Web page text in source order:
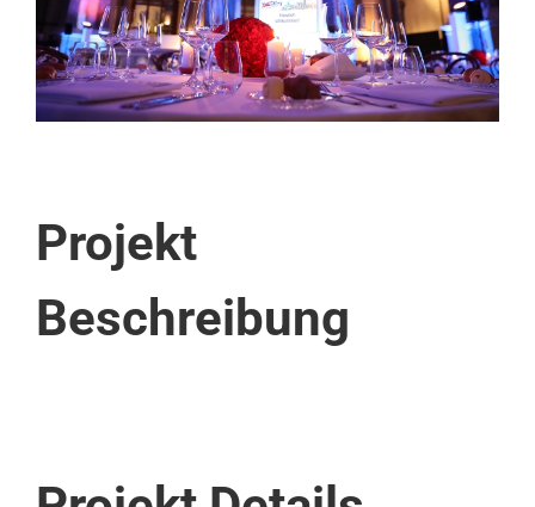
Projekt
Beschreibung